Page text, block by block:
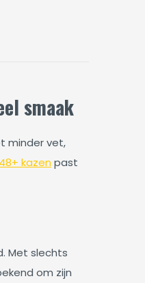
smaak
minder vet,
kazen past
Met slechts
om zijn